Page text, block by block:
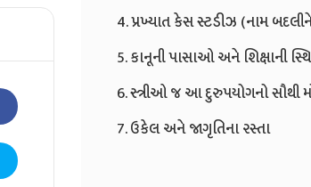
4. પ્રખ્યાત કેસ સ્ટડીઝ (નામ
5. કાનૂની પાસાઓ અને શિક્ષાની
6. સ્ત્રીઓ જ આ દુરુપયોગનો સૌથી
7. ઉકેલ અને જાગૃતિના રસ્તા